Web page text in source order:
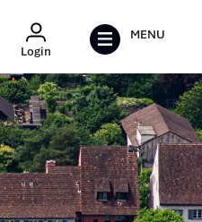
Login
MENU